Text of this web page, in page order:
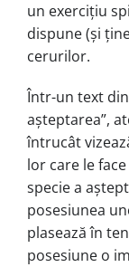
un exercițiu
dispune (și
cerurilor.
Într-un text
așteptarea”,
întrucât
lor care le
specie a
posesiunea
plasează în
posesiune o